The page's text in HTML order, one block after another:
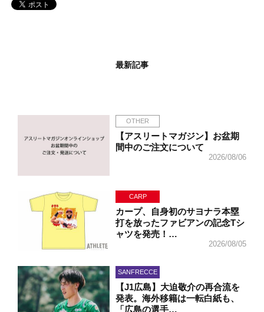
最新記事
OTHER
【アスリートマガジン】お盆期
間中のご注文について
2026/08/06
CARP
カープ、自身初のサヨナラ本塁
打を放ったファビアンの記念Tシ
ャツを発売！…
2026/08/05
SANFRECCE
【J1広島】大迫敬介の再合流を
発表。海外移籍は一転白紙も、
「広島の選手…